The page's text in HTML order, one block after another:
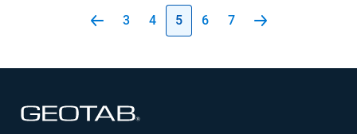
3 4 5 6 7